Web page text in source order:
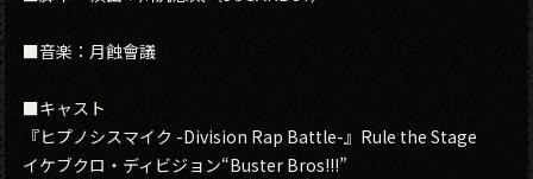
■音楽：月蝕會議
■キャスト
『ヒプノシスマイク -Division Rap Battle-』Rule the Stage
イケブクロ・ディビジョン“Buster Bros!!!”